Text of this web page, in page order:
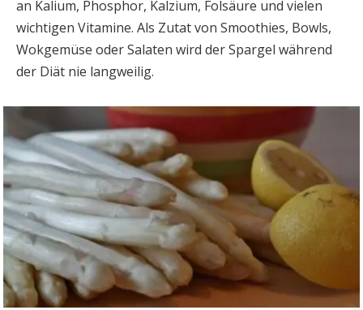
an Kalium, Phosphor, Kalzium, Folsäure und vielen
wichtigen Vitamine. Als Zutat von Smoothies, Bowls,
Wokgemüse oder Salaten wird der Spargel während
der Diät nie langweilig.